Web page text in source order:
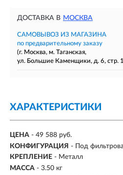
ДОСТАВКА В МОСКВА
САМОВЫВОЗ ИЗ МАГАЗИНА
по предварительному заказу
(г. Москва, м. Таганская,
ул. Большие Каменщики, д. 6, стр.
ХАРАКТЕРИСТИКИ
ЦЕНА - 49 588 руб.
КОНФИГУРАЦИЯ - Под
КРЕПЛЕНИЕ - Металл
МАССА - 3.50 кг